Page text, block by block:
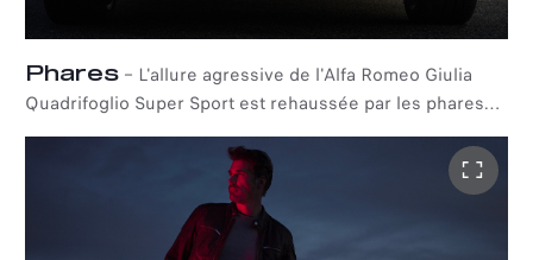
Phares – L'allure agressive de l'Alfa Romeo Giulia
Quadrifoglio Super Sport est rehaussée par les phares
Full-LED Adaptive Matrix 3+3. Une solution polyvalente
alliant design, technologie et fonctionnalité pour éclairer